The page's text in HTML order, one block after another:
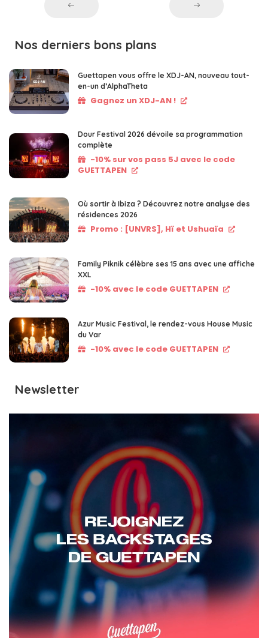
Nos derniers bons plans
Guettapen vous offre le XDJ-AN, nouveau tout-
en-un d’AlphaTheta
Gagnez un XDJ-AN !
Dour Festival 2026 dévoile sa programmation
complète
-10% sur vos pass 5J avec le code
GUETTAPEN
Où sortir à Ibiza ? Découvrez notre analyse des
résidences 2026
Promo : [UNVRS], Hï et Ushuaïa
Family Piknik célèbre ses 15 ans avec une affiche
XXL
-10% avec le code GUETTAPEN
Azur Music Festival, le rendez-vous House Music
du Var
-10% avec le code GUETTAPEN
Newsletter